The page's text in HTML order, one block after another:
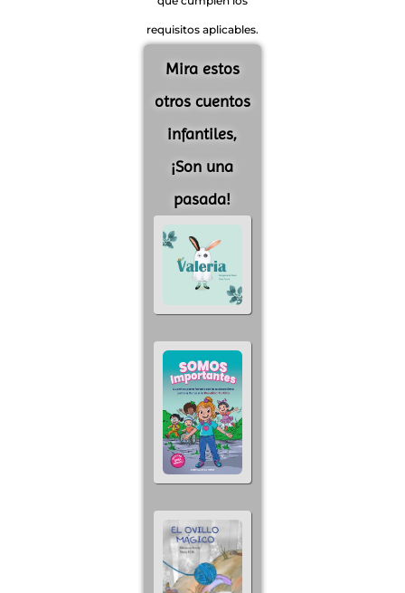
requisitos aplicables.
Mira estos
otros cuentos
infantiles,
¡Son una
pasada!